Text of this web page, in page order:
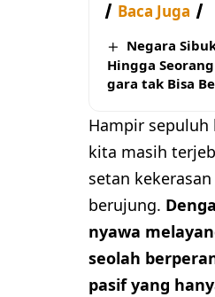
Baca Juga
Negara
Hingga
gara tak Bisa
Hampir sepuluh
kita masih
setan
berujung.
nyawa
seolah
pasif yang